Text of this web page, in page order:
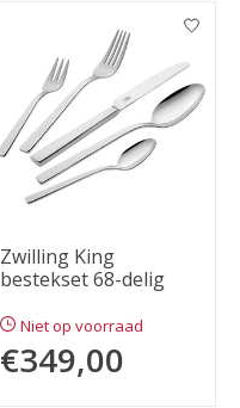
Zwilling King
bestekset 68-delig
Niet op voorraad
€349,00